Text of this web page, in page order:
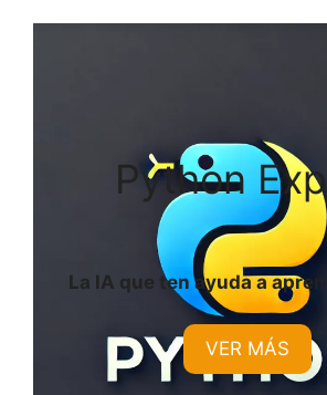
Python
La IA que ten ayuda a
VER MÁS